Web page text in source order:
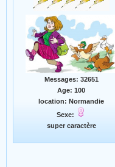
Messages: 32651
Age: 100
location: Normandie
Sexe:
super caractère